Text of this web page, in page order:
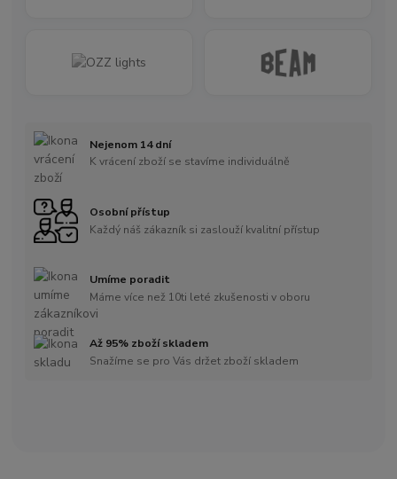
Nejenom 14 dní
K vrácení zboží se stavíme individuálně
Osobní přístup
Každý náš zákazník si zaslouží kvalitní přístup
Umíme poradit
Máme více než 10ti leté zkušenosti v oboru
Až 95% zboží skladem
Snažíme se pro Vás držet zboží skladem